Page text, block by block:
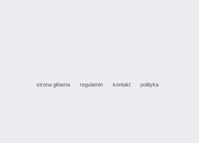
strona główna regulamin kontakt polityka